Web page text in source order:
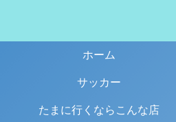
ホーム
サッカー
たまに行くならこんな店